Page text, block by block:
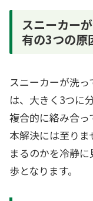
スニーカー
有の3つの原
スニーカーが洗
は、大きく3つに
複合的に絡み合
本解決には至り
まるのかを冷静
歩となります。